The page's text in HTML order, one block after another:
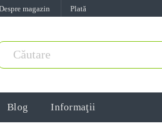
magazin Plată
Blog Informaţii